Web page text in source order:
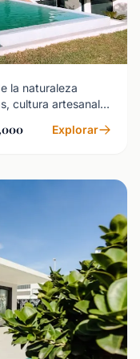
la naturaleza
cultura artesanal y
Explorar